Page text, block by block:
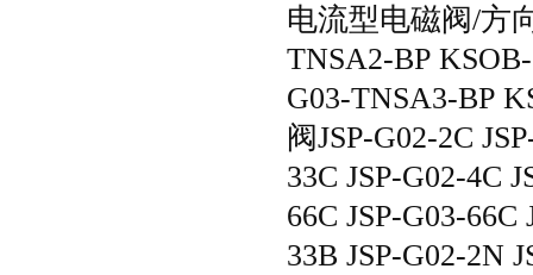
电流型电磁阀/方
TNSA2-BP
G03-TNSA3-BP
阀JSP-G02-2C
33C JSP-G02-4C
66C JSP-G03-66C
33B JSP-G02-2N